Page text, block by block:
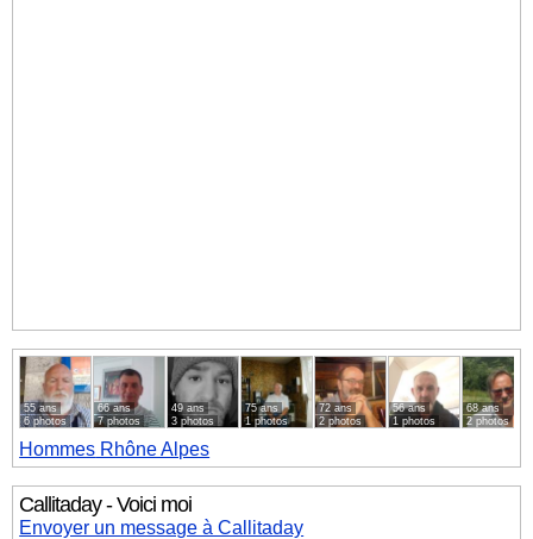
55 ans
6 photos
66 ans
7 photos
49 ans
3 photos
75 ans
1 photos
72 ans
2 photos
56 ans
1 photos
68 ans
2 photos
Hommes Rhône Alpes
Callitaday - Voici moi
Envoyer un message à Callitaday